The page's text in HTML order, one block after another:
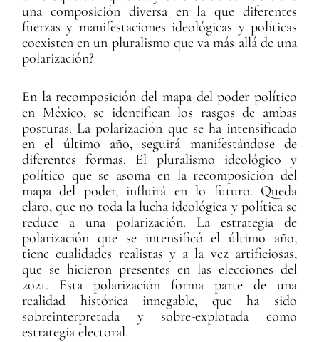
una composición diversa en la que diferentes
fuerzas y manifestaciones ideológicas y políticas
coexisten en un pluralismo que va más allá de una
polarización?
En la recomposición del mapa del poder político
en México, se identifican los rasgos de ambas
posturas. La polarización que se ha intensificado
en el último año, seguirá manifestándose de
diferentes formas. El pluralismo ideológico y
político que se asoma en la recomposición del
mapa del poder, influirá en lo futuro. Queda
claro, que no toda la lucha ideológica y política se
reduce a una polarización. La estrategia de
polarización que se intensificó el último año,
tiene cualidades realistas y a la vez artificiosas,
que se hicieron presentes en las elecciones del
2021. Esta polarización forma parte de una
realidad histórica innegable, que ha sido
sobreinterpretada y sobre-explotada como
estrategia electoral.